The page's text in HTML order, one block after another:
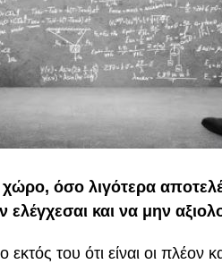
χώρο, όσο λιγότερα
και να μην
εκτός του ότι είναι οι